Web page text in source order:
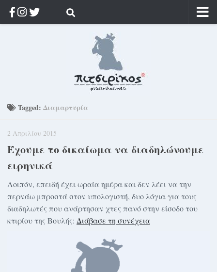
Ρίζα & Διάρκεια
Διαφήμιση
Γίνετε συνδρομητής
Μόνο για συνδρομητές
Log in
Tagged: Διαμαρτυρία
2 Απριλίου 2015
Έχουμε το δικαίωμα να διαδηλώνουμε
ειρηνικά
Λοιπόν, επειδή έχει ωραία ημέρα και δεν λέει να την
περνάω μπροστά στον υπολογιστή, δυο λόγια για τους
διαδηλωτές που ανάρτησαν χτες πανό στην είσοδο του
κτιρίου της Βουλής: Διάβασε τη συνέχεια